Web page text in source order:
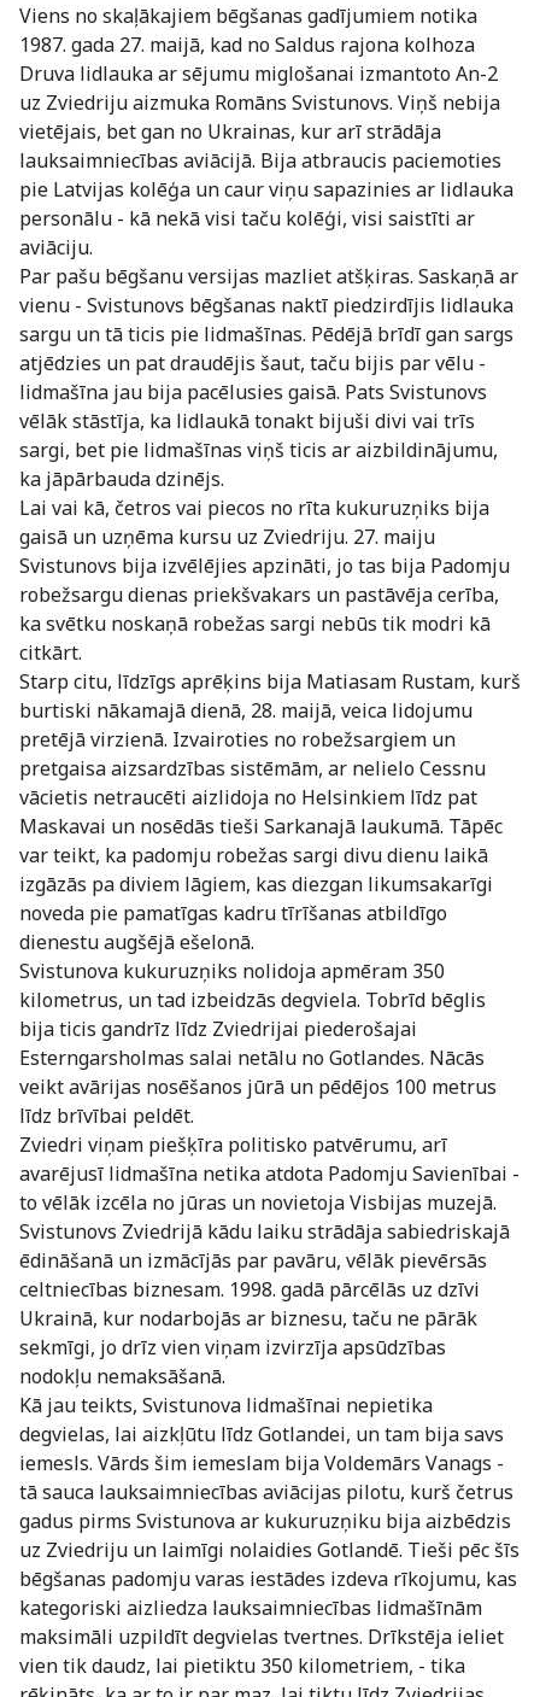
Viens no skaļākajiem bēgšanas gadījumiem notika
1987. gada 27. maijā, kad no Saldus rajona kolhoza
Druva lidlauka ar sējumu miglošanai izmantoto An-2
uz Zviedriju aizmuka Romāns Svistunovs. Viņš nebija
vietējais, bet gan no Ukrainas, kur arī strādāja
lauksaimniecības aviācijā. Bija atbraucis paciemoties
pie Latvijas kolēģa un caur viņu sapazinies ar lidlauka
personālu - kā nekā visi taču kolēģi, visi saistīti ar
aviāciju.
Par pašu bēgšanu versijas mazliet atšķiras. Saskaņā ar
vienu - Svistunovs bēgšanas naktī piedzirdījis lidlauka
sargu un tā ticis pie lidmašīnas. Pēdējā brīdī gan sargs
atjēdzies un pat draudējis šaut, taču bijis par vēlu -
lidmašīna jau bija pacēlusies gaisā. Pats Svistunovs
vēlāk stāstīja, ka lidlaukā tonakt bijuši divi vai trīs
sargi, bet pie lidmašīnas viņš ticis ar aizbildinājumu,
ka jāpārbauda dzinējs.
Lai vai kā, četros vai piecos no rīta kukuruzņiks bija
gaisā un uzņēma kursu uz Zviedriju. 27. maiju
Svistunovs bija izvēlējies apzināti, jo tas bija Padomju
robežsargu dienas priekšvakars un pastāvēja cerība,
ka svētku noskaņā robežas sargi nebūs tik modri kā
citkārt.
Starp citu, līdzīgs aprēķins bija Matiasam Rustam, kurš
burtiski nākamajā dienā, 28. maijā, veica lidojumu
pretējā virzienā. Izvairoties no robežsargiem un
pretgaisa aizsardzības sistēmām, ar nelielo Cessnu
vācietis netraucēti aizlidoja no Helsinkiem līdz pat
Maskavai un nosēdās tieši Sarkanajā laukumā. Tāpēc
var teikt, ka padomju robežas sargi divu dienu laikā
izgāzās pa diviem lāgiem, kas diezgan likumsakarīgi
noveda pie pamatīgas kadru tīrīšanas atbildīgo
dienestu augšējā ešelonā.
Svistunova kukuruzņiks nolidoja apmēram 350
kilometrus, un tad izbeidzās degviela. Tobrīd bēglis
bija ticis gandrīz līdz Zviedrijai piederošajai
Esterngarsholmas salai netālu no Gotlandes. Nācās
veikt avārijas nosēšanos jūrā un pēdējos 100 metrus
līdz brīvībai peldēt.
Zviedri viņam piešķīra politisko patvērumu, arī
avarējusī lidmašīna netika atdota Padomju Savienībai -
to vēlāk izcēla no jūras un novietoja Visbijas muzejā.
Svistunovs Zviedrijā kādu laiku strādāja sabiedriskajā
ēdināšanā un izmācījās par pavāru, vēlāk pievērsās
celtniecības biznesam. 1998. gadā pārcēlās uz dzīvi
Ukrainā, kur nodarbojās ar biznesu, taču ne pārāk
sekmīgi, jo drīz vien viņam izvirzīja apsūdzības
nodokļu nemaksāšanā.
Kā jau teikts, Svistunova lidmašīnai nepietika
degvielas, lai aizkļūtu līdz Gotlandei, un tam bija savs
iemesls. Vārds šim iemeslam bija Voldemārs Vanags -
tā sauca lauksaimniecības aviācijas pilotu, kurš četrus
gadus pirms Svistunova ar kukuruzņiku bija aizbēdzis
uz Zviedriju un laimīgi nolaidies Gotlandē. Tieši pēc šīs
bēgšanas padomju varas iestādes izdeva rīkojumu, kas
kategoriski aizliedza lauksaimniecības lidmašīnām
maksimāli uzpildīt degvielas tvertnes. Drīkstēja ieliet
vien tik daudz, lai pietiktu 350 kilometriem, - tika